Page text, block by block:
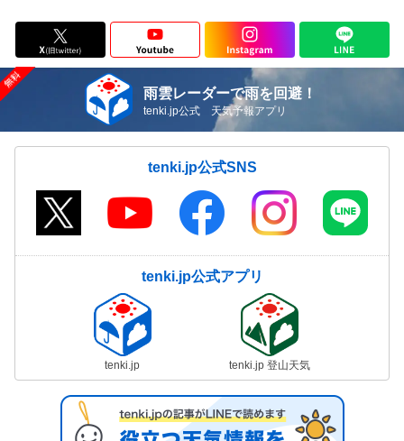
雨雲レーダーで雨を回避！
tenki.jp公式 天気予報アプリ
tenki.jp公式SNS
tenki.jp公式アプリ
tenki.jp tenki.jp 登山天気